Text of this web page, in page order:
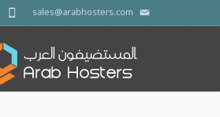
sales@arabhosters.com